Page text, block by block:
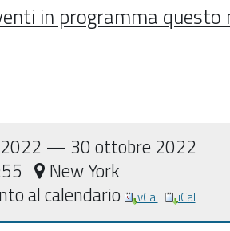
in programma questo
— 30 ottobre 2022
New York
al calendario
vCal iCal